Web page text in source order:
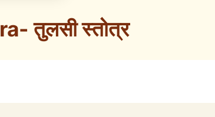
तुलसी स्तोत्र